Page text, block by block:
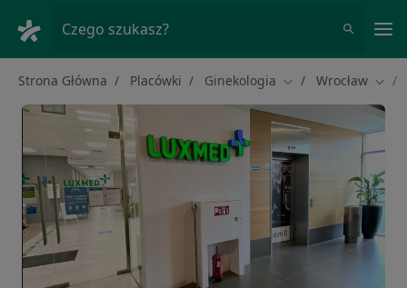
Czego szukasz?
Strona Główna Placówki Ginekologia Zmień miasto
Wrocław